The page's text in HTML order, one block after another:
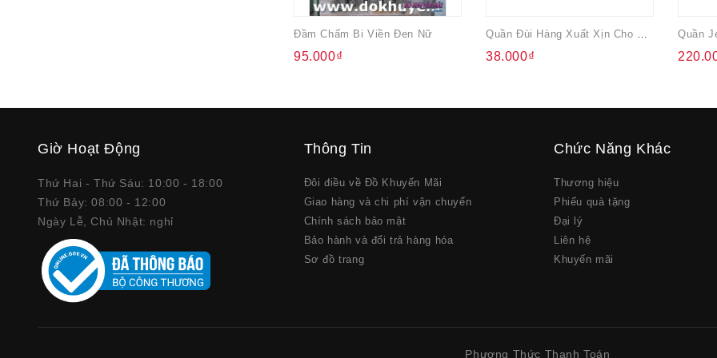
Đầm Chấm Bi Viền Đen Nữ
95.000₫ 38.000₫
Giờ Hoạt Động
Thứ Hai - Thứ Sáu: 10:00 - 18:00
Thứ Bảy: 08:00 - 12:00
Ngày Lễ, Chủ Nhật: nghỉ
Thông Tin
Đôi điều về Đồ Khuyến Mãi
Giao hàng và chi phí vận chuyển
Chính sách bảo mật
Bảo hành và đổi trả hàng hóa
Sơ đồ trang
Chức Năng Khác
Thương hiệu
Phiếu quà tặng
Đại lý
Liên hệ
Khuyến mãi
Phương Thức Thanh Toán